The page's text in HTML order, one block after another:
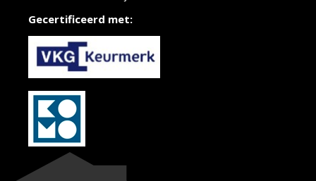
Gecertificeerd met: